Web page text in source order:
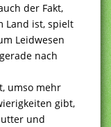
der Fakt,
Land ist, spielt
Leidwesen
nach
umso mehr
gibt,
und